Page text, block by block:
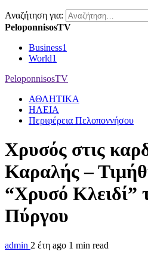
Αναζήτηση για:
PeloponnisosTV
Business1
World1
PeloponnisosTV
ΑΘΛΗΤΙΚΑ
ΗΛΕΙΑ
Περιφέρεια Πελοποννήσου
Χρυσός στις
Καραλής –
“Χρυσό Κλειδί”
Πύργου
admin 2 έτη ago 1 min read